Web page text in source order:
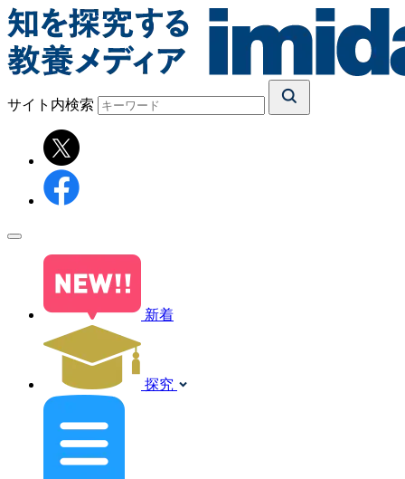
サイト内検索
新着
探究